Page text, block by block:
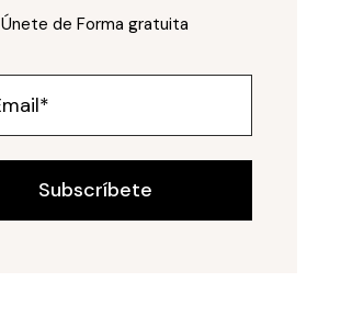
Únete de Forma gratuita
Subscríbete